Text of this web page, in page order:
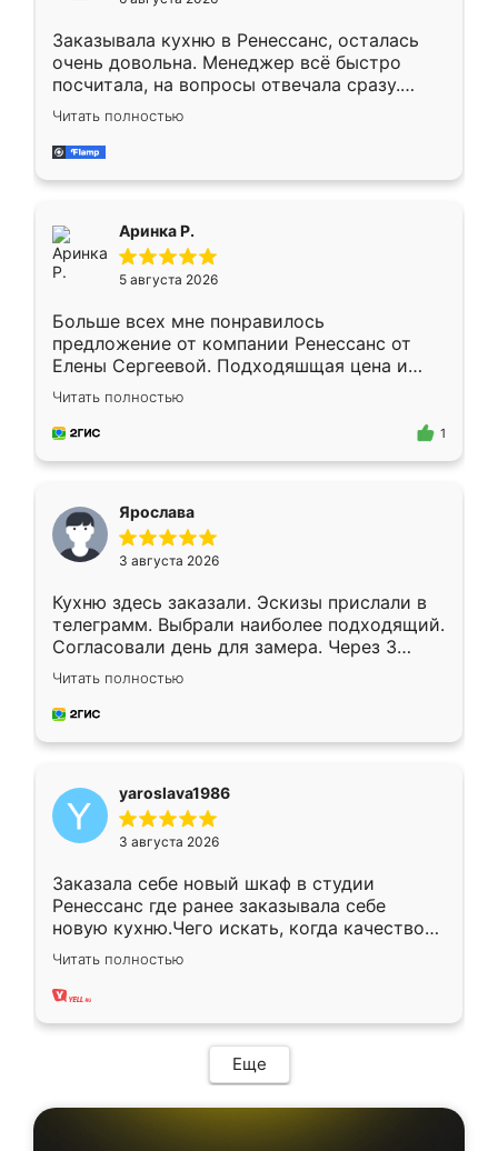
Заказывала кухню в Ренессанс, осталась
очень довольна. Менеджер всё быстро
посчитала, на вопросы отвечала сразу.
Замерщик приехал в субботу, подошёл к
делу со всей ответственностью. Собрали
за день, ребята работали аккуратно, даже
Читать полностью
Аринка Р.
5 августа 2026
Больше всех мне понравилось
предложение от компании Ренессанс от
Елены Сергеевой. Подходяшщая цена и
короткие сроки изготовления. Приехавший
для замера сотрудник Владислав
предложил по моему эскизу самый
Читать полностью
1
Ярослава
3 августа 2026
Кухню здесь заказали. Эскизы прислали в
телеграмм. Выбрали наиболее подходящий.
Согласовали день для замера. Через 3
недели кухня была уже готова. Остались
довольны работой. Спасибо Ренессанс
мебель за качественную работу!
Читать полностью
yaroslava1986
3 августа 2026
Заказала себе новый шкаф в студии
Ренессанс где ранее заказывала себе
новую кухню.Чего искать, когда качеством
вполне довольна. Служит кухня уже почти
два года, нареканий нет.
Читать полностью
Еще